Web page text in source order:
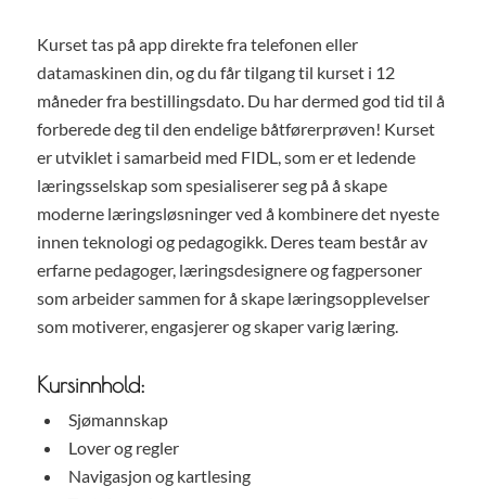
Kurset tas på app direkte fra telefonen eller
datamaskinen din, og du får tilgang til kurset i 12
måneder fra bestillingsdato. Du har dermed god tid til å
forberede deg til den endelige båtførerprøven! Kurset
er utviklet i samarbeid med FIDL, som er et ledende
læringsselskap som spesialiserer seg på å skape
moderne læringsløsninger ved å kombinere det nyeste
innen teknologi og pedagogikk. Deres team består av
erfarne pedagoger, læringsdesignere og fagpersoner
som arbeider sammen for å skape læringsopplevelser
som motiverer, engasjerer og skaper varig læring.
Kursinnhold:
Sjømannskap
Lover og regler
Navigasjon og kartlesing